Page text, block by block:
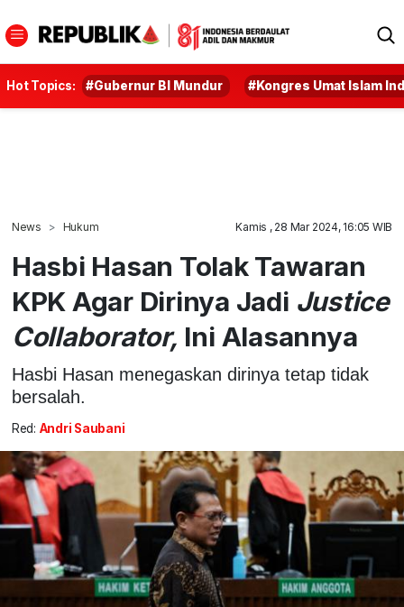
Hot Topics: #Gubernur BI Mundur #Kongres Umat Islam
News Hukum Kamis , 28 Mar 2024, 16:05 WIB
Hasbi Hasan Tolak Tawaran
KPK Agar Dirinya Jadi Justice
Collaborator, Ini Alasannya
Hasbi Hasan menegaskan dirinya tetap tidak
bersalah.
Red: Andri Saubani